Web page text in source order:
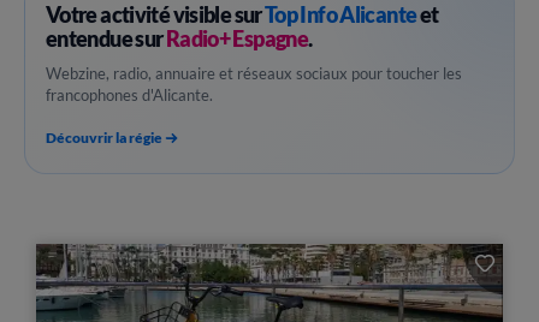
Votre activité visible surTop Info Alicanteet
entendue surRadio+ Espagne.
Webzine, radio, annuaire et réseaux sociaux pour toucher les
francophones d'Alicante.
Découvrir la régie